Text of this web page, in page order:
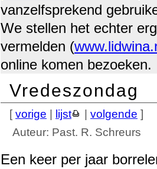
vanzelfsprekend
We stellen het echter
vermelden (
online komen bezoeken.
Vredeszondag
[ vorige lijst volgende ]
Auteur: Past. R. Schreurs
Een keer per jaar